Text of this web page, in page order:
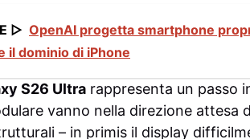
▷ OpenAI progetta smartphone
il dominio di iPhone
S26 Ultra rappresenta un passo
vanno nella direzione attesa
– in primis il display